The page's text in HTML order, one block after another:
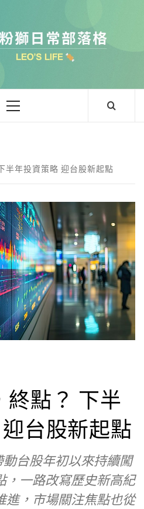
小粉獅日常
半年投資策略 迎台股新起點
終點？ 下半
台股新起點
台股年初以來持續闖
，一路改寫歷史新高紀
進，市場關注焦點也從